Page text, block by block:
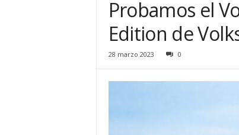
Probamos el
Edition de
28 marzo 2023 0